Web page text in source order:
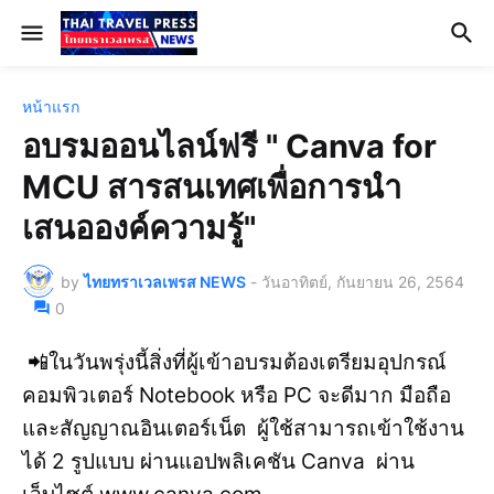
หน้าแรก
อบรมออนไลน์ฟรี " Canva for
MCU สารสนเทศเพื่อการนำ
เสนอองค์ความรู้"
by ไทยทราเวลเพรส NEWS - วันอาทิตย์, กันยายน 26, 2564
0
📲ในวันพรุ่งนี้สิ่งที่ผู้เข้าอบรมต้องเตรียมอุปกรณ์
คอมพิวเตอร์ Notebook หรือ PC จะดีมาก มือถือ
และสัญญาณอินเตอร์เน็ต ผู้ใช้สามารถเข้าใช้งาน
ได้ 2 รูปแบบ ผ่านแอปพลิเคชัน Canva ผ่าน